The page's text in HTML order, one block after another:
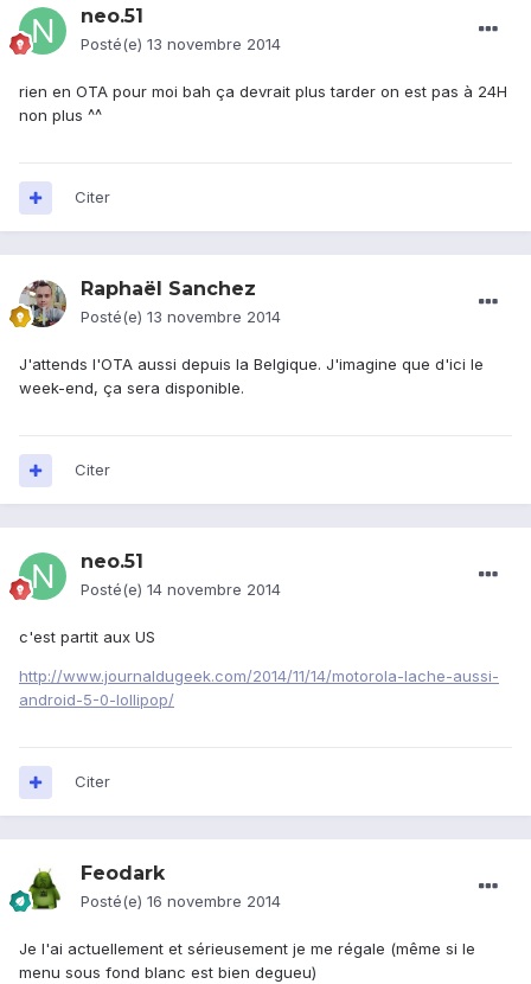
neo.51
Posté(e) 13 novembre 2014
rien en OTA pour moi bah ça devrait plus tarder on est pas à 24H
non plus ^^
Citer
Raphaël Sanchez
Posté(e) 13 novembre 2014
J'attends l'OTA aussi depuis la Belgique. J'imagine que d'ici le
week-end, ça sera disponible.
Citer
neo.51
Posté(e) 14 novembre 2014
c'est partit aux US
http://www.journaldugeek.com/2014/11/14/motorola-lache-aussi-
android-5-0-lollipop/
Citer
Feodark
Posté(e) 16 novembre 2014
Je l'ai actuellement et sérieusement je me régale (même si le
menu sous fond blanc est bien degueu)